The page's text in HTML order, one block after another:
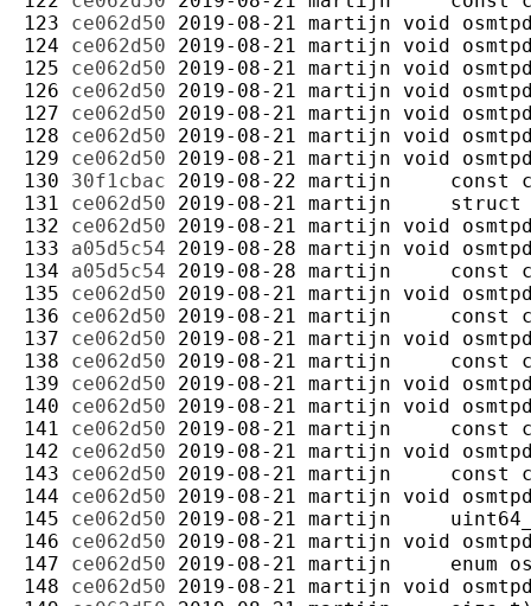
123 ce062d50 2019-08-21 martijn
124 ce062d50 2019-08-21 martijn
125 ce062d50 2019-08-21 martijn
126 ce062d50 2019-08-21 martijn
127 ce062d50 2019-08-21 martijn
128 ce062d50 2019-08-21 martijn
129 ce062d50 2019-08-21 martijn
130 30f1cbac 2019-08-22 martijn
131 ce062d50 2019-08-21 martijn
132 ce062d50 2019-08-21 martijn
133 a05d5c54 2019-08-28 martijn
134 a05d5c54 2019-08-28 martijn
135 ce062d50 2019-08-21 martijn
136 ce062d50 2019-08-21 martijn
137 ce062d50 2019-08-21 martijn
138 ce062d50 2019-08-21 martijn
139 ce062d50 2019-08-21 martijn
140 ce062d50 2019-08-21 martijn
141 ce062d50 2019-08-21 martijn
142 ce062d50 2019-08-21 martijn
143 ce062d50 2019-08-21 martijn
144 ce062d50 2019-08-21 martijn
145 ce062d50 2019-08-21 martijn
146 ce062d50 2019-08-21 martijn
147 ce062d50 2019-08-21 martijn
148 ce062d50 2019-08-21 martijn